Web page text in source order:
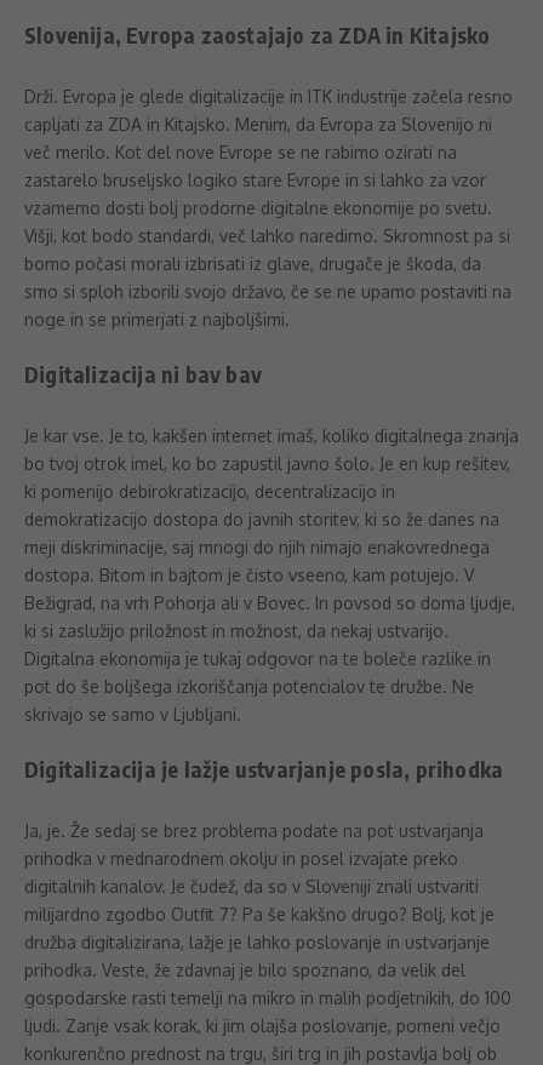
Slovenija, Evropa zaostajajo za ZDA in Kitajsko
Drži. Evropa je glede digitalizacije in ITK industrije začela resno
capljati za ZDA in Kitajsko. Menim, da Evropa za Slovenijo ni
več merilo. Kot del nove Evrope se ne rabimo ozirati na
zastarelo bruseljsko logiko stare Evrope in si lahko za vzor
vzamemo dosti bolj prodorne digitalne ekonomije po svetu.
Višji, kot bodo standardi, več lahko naredimo. Skromnost pa si
bomo počasi morali izbrisati iz glave, drugače je škoda, da
smo si sploh izborili svojo državo, če se ne upamo postaviti na
noge in se primerjati z najboljšimi.
Digitalizacija ni bav bav
Je kar vse. Je to, kakšen internet imaš, koliko digitalnega znanja
bo tvoj otrok imel, ko bo zapustil javno šolo. Je en kup rešitev,
ki pomenijo debirokratizacijo, decentralizacijo in
demokratizacijo dostopa do javnih storitev, ki so že danes na
meji diskriminacije, saj mnogi do njih nimajo enakovrednega
dostopa. Bitom in bajtom je čisto vseeno, kam potujejo. V
Bežigrad, na vrh Pohorja ali v Bovec. In povsod so doma ljudje,
ki si zaslužijo priložnost in možnost, da nekaj ustvarijo.
Digitalna ekonomija je tukaj odgovor na te boleče razlike in
pot do še boljšega izkoriščanja potencialov te družbe. Ne
skrivajo se samo v Ljubljani.
Digitalizacija je lažje ustvarjanje posla, prihodka
Ja, je. Že sedaj se brez problema podate na pot ustvarjanja
prihodka v mednarodnem okolju in posel izvajate preko
digitalnih kanalov. Je čudež, da so v Sloveniji znali ustvariti
milijardno zgodbo Outfit 7? Pa še kakšno drugo? Bolj, kot je
družba digitalizirana, lažje je lahko poslovanje in ustvarjanje
prihodka. Veste, že zdavnaj je bilo spoznano, da velik del
gospodarske rasti temelji na mikro in malih podjetnikih, do 100
ljudi. Zanje vsak korak, ki jim olajša poslovanje, pomeni večjo
konkurenčno prednost na trgu, širi trg in jih postavlja bolj ob